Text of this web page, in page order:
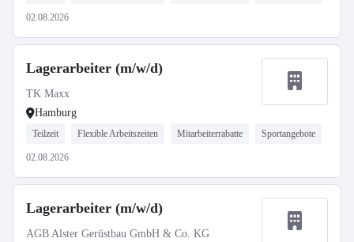
02.08.2026
Lagerarbeiter (m/w/d)
TK Maxx
Hamburg
Teilzeit Flexible Arbeitszeiten Mitarbeiterrabatte Sportangebote
02.08.2026
Lagerarbeiter (m/w/d)
AGB Alster Gerüstbau GmbH & Co. KG